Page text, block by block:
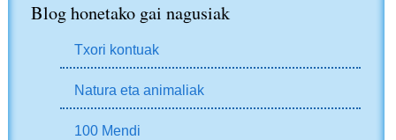
Blog honetako gai nagusiak
Txori kontuak
Natura eta animaliak
100 Mendi